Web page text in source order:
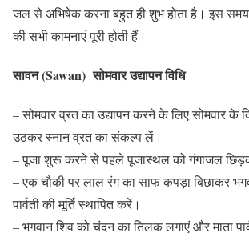
जल से अभिषेक करना बहुत ही शुभ होता है। इस
की सभी कामनाएं पूरी होती हैं।
सावन (Sawan) सोमवार उद्यापन विधि
– सोमवार व्रत का उद्यापन करने के लिए सोमवार के
उठकर स्नान व्रत का संकल्प लें।
– पूजा शुरू करने से पहले पूजास्थल को गंगाजल
– एक चौकी पर लाल रंग का साफ कपड़ा बिछाकर
पार्वती की मूर्ति स्थापित करें।
– भगवान शिव को चंदन का तिलक लगाएं और माता